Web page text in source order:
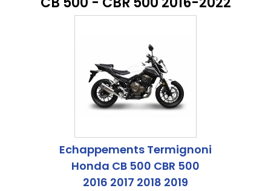
Echappements Termignoni
Honda CB 500 CBR 500
2016 2017 2018 2019